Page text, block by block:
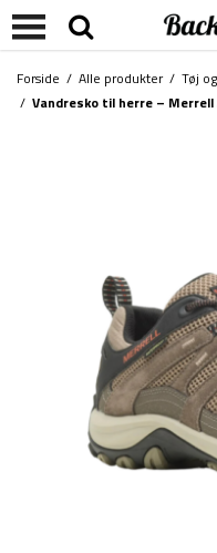
Forside / Alle produkter/ Tøj
/ Vandresko til herre –